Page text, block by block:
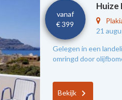
vanaf
€ 399
Huize
21
Gelegen in een
omringd door
Bekijk